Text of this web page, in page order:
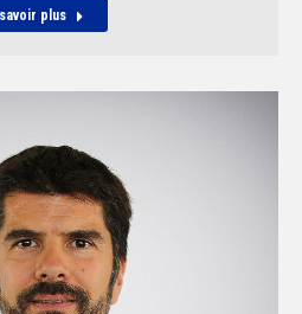
plus